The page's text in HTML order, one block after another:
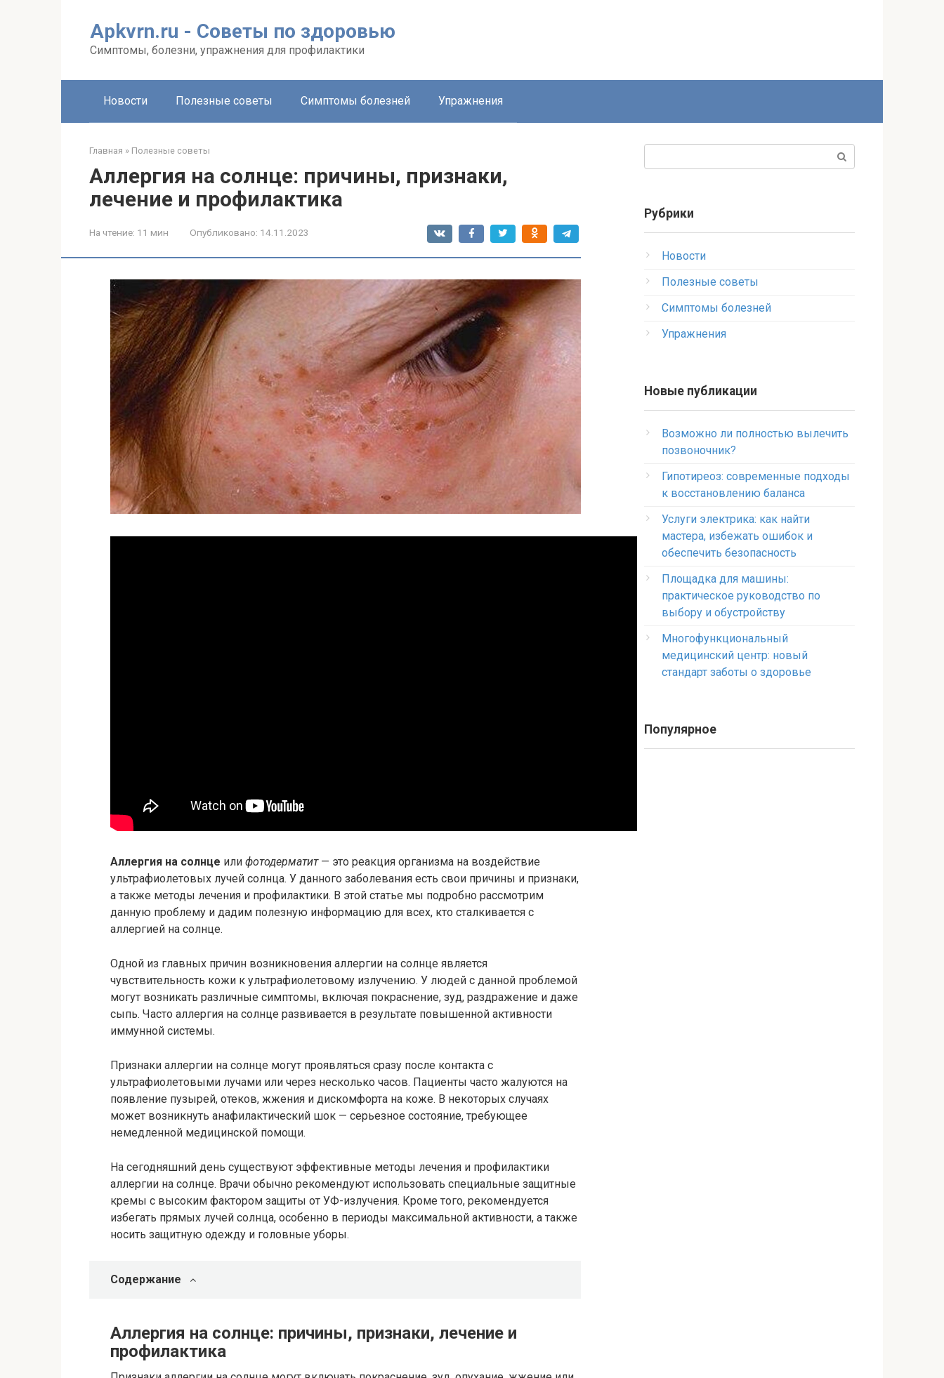
Apkvrn.ru - Советы по здоровью
Симптомы, болезни, упражнения для профилактики
Новости Полезные советы Симптомы болезней Упражнения
Главная » Полезные советы
Аллергия на солнце: причины, признаки,
лечение и профилактика
На чтение: 11 мин Опубликовано: 14.11.2023
Аллергия на солнце или фотодерматит— это реакция организма на воздействие
ультрафиолетовых лучей солнца. У данного заболевания есть свои причины и признаки,
а также методы лечения и профилактики. В этой статье мы подробно рассмотрим
данную проблему и дадим полезную информацию для всех, кто сталкивается с
аллергией на солнце.
Одной из главных причин возникновения аллергии на солнце является
чувствительность кожи к ультрафиолетовому излучению. У людей с данной проблемой
могут возникать различные симптомы, включая покраснение, зуд, раздражение и даже
сыпь. Часто аллергия на солнце развивается в результате повышенной активности
иммунной системы.
Признаки аллергии на солнце могут проявляться сразу после контакта с
ультрафиолетовыми лучами или через несколько часов. Пациенты часто жалуются на
появление пузырей, отеков, жжения и дискомфорта на коже. В некоторых случаях
может возникнуть анафилактический шок — серьезное состояние, требующее
немедленной медицинской помощи.
На сегодняшний день существуют эффективные методы лечения и профилактики
аллергии на солнце. Врачи обычно рекомендуют использовать специальные защитные
кремы с высоким фактором защиты от УФ-излучения. Кроме того, рекомендуется
избегать прямых лучей солнца, особенно в периоды максимальной активности, а также
носить защитную одежду и головные уборы.
Содержание
Аллергия на солнце: причины, признаки, лечение и
профилактика
Рубрики
Новости
Полезные советы
Симптомы болезней
Упражнения
Новые публикации
Возможно ли полностью вылечить
позвоночник?
Гипотиреоз: современные подходы
к восстановлению баланса
Услуги электрика: как найти
мастера, избежать ошибок и
обеспечить безопасность
Площадка для машины:
практическое руководство по
выбору и обустройству
Многофункциональный
медицинский центр: новый
стандарт заботы о здоровье
Популярное